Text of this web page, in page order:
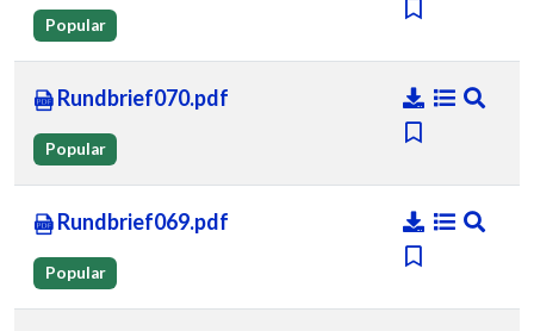
Popular
Rundbrief070.pdf
Popular
Rundbrief069.pdf
Popular